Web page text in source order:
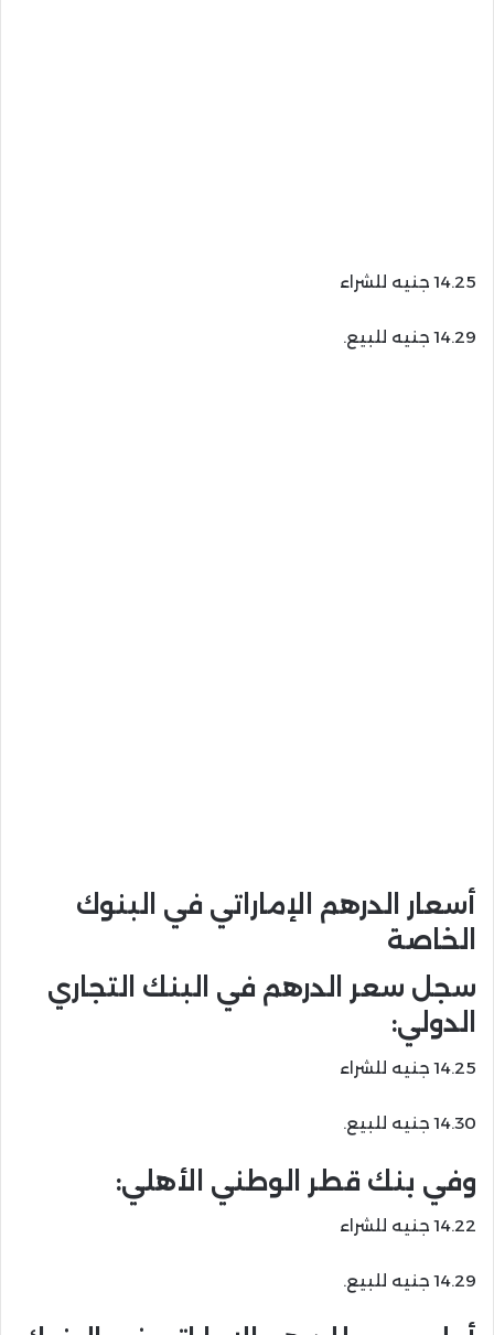
14.25 جنيه للشراء
14.29 جنيه للبيع.
أسعار الدرهم الإماراتي في البنوك
الخاصة
سجل سعر الدرهم في البنك التجاري
الدولي:
14.25 جنيه للشراء
14.30 جنيه للبيع.
وفي بنك قطر الوطني الأهلي:
14.22 جنيه للشراء
14.29 جنيه للبيع.